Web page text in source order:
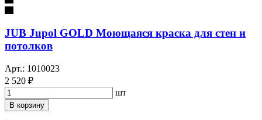
JUB Jupol GOLD Моющаяся краска для стен и
потолков
Арт.: 1010023
2 520 ₽
шт
В корзину